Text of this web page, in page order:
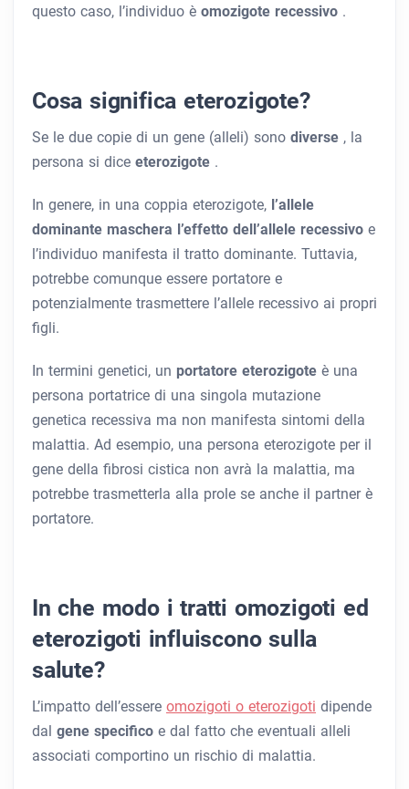
questo caso, l’individuo è omozigote recessivo .
Cosa significa eterozigote?
Se le due copie di un gene (alleli) sono diverse , la
persona si dice eterozigote .
In genere, in una coppia eterozigote, l’allele
dominante maschera l’effetto dell’allele recessivo e
l’individuo manifesta il tratto dominante. Tuttavia,
potrebbe comunque essere portatore e
potenzialmente trasmettere l’allele recessivo ai propri
figli.
In termini genetici, un portatore eterozigote è una
persona portatrice di una singola mutazione
genetica recessiva ma non manifesta sintomi della
malattia. Ad esempio, una persona eterozigote per il
gene della fibrosi cistica non avrà la malattia, ma
potrebbe trasmetterla alla prole se anche il partner è
portatore.
In che modo i tratti omozigoti ed
eterozigoti influiscono sulla
salute?
L’impatto dell’essere omozigoti o eterozigoti dipende
dal gene specifico e dal fatto che eventuali alleli
associati comportino un rischio di malattia.